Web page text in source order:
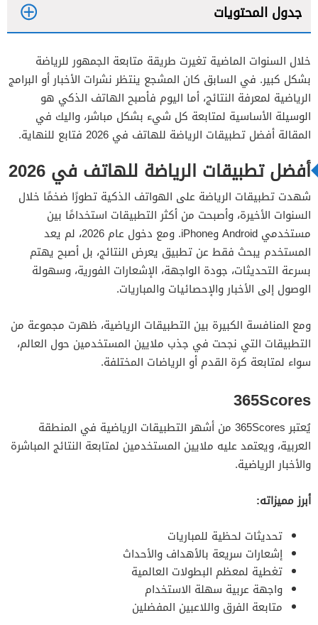
جدول المحتويات
365Scores
SofaScore
FotMob
OneFootball
تطبيق 1xbet
خلال السنوات الماضية تغيرت طريقة متابعة الجمهور للرياضة
بشكل كبير. في السابق كان المشجع ينتظر نشرات الأخبار أو البرامج
الرياضية لمعرفة النتائج، أما اليوم فأصبح الهاتف الذكي هو
الوسيلة الأساسية لمتابعة كل شيء بشكل مباشر، واليك في
المقالة أفضل تطبيقات الرياضة للهاتف في 2026 فتابع للنهاية.
أفضل تطبيقات الرياضة للهاتف في 2026
شهدت تطبيقات الرياضة على الهواتف الذكية تطورًا ضخمًا خلال
السنوات الأخيرة، وأصبحت من أكثر التطبيقات استخدامًا بين
مستخدمي Android وiPhone. ومع دخول عام 2026، لم يعد
المستخدم يبحث فقط عن تطبيق يعرض النتائج، بل أصبح يهتم
بسرعة التحديثات، جودة الواجهة، الإشعارات الفورية، وسهولة
الوصول إلى الأخبار والإحصائيات والمباريات.
ومع المنافسة الكبيرة بين التطبيقات الرياضية، ظهرت مجموعة من
التطبيقات التي نجحت في جذب ملايين المستخدمين حول العالم،
سواء لمتابعة كرة القدم أو الرياضات المختلفة.
365Scores
يُعتبر 365Scores من أشهر التطبيقات الرياضية في المنطقة
العربية، ويعتمد عليه ملايين المستخدمين لمتابعة النتائج المباشرة
والأخبار الرياضية.
أبرز مميزاته:
تحديثات لحظية للمباريات
إشعارات سريعة بالأهداف والأحداث
تغطية لمعظم البطولات العالمية
واجهة عربية سهلة الاستخدام
متابعة الفرق واللاعبين المفضلين